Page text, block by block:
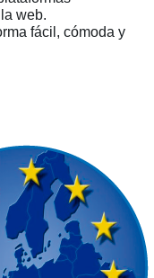
web.
fácil, cómoda y